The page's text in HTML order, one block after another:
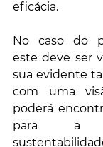
eficácia.
No caso do
este deve ser
sua evidente
com uma
poderá
para a